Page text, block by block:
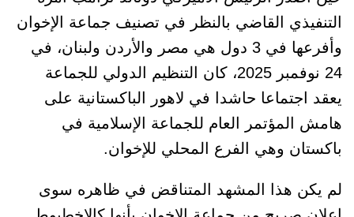
التنفيذي القاضي بالنظر في تصنيف جماعة الإخوان
وأفرعها في 3 دول هي مصر والأردن ولبنان، في
24 نوفمبر 2025، كان التنظيم الدولي للجماعة
يعقد اجتماعا حاشدا في لاهور الباكستانية على
هامش المؤتمر العام للجماعة الإسلامية في
باكستان وهي الفرع المحلي للإخوان.
لم يكن هذا المشهد المتناقض في ظاهره سوى